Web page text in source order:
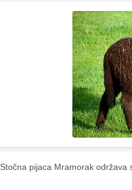
Stočna pijaca Mramorak održava